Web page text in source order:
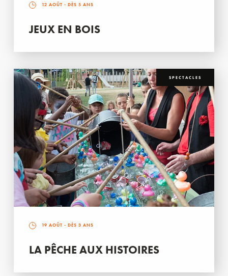
12 AOÛT - DÈS 5 ANS
JEUX EN BOIS
SPECTACLES
19 AOÛT - DÈS 3 ANS
LA PÊCHE AUX HISTOIRES